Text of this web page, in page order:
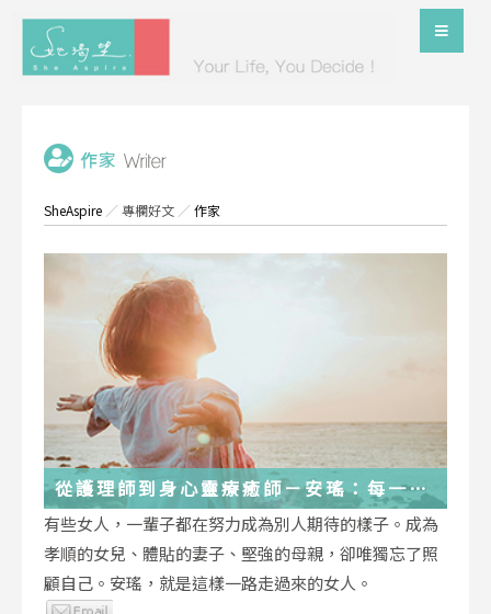
SheAspire ／專欄好文 ／作家
從護理師到身心靈療癒師－安瑤：每一段
低谷，都能成為重生的起點
有些女人，一輩子都在努力成為別人期待的樣子。成為
孝順的女兒、體貼的妻子、堅強的母親，卻唯獨忘了照
顧自己。安瑤，就是這樣一路走過來的女人。